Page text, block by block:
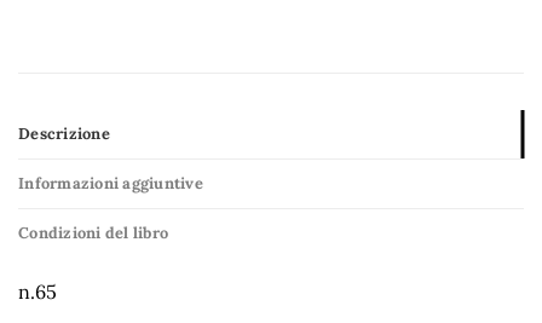
Descrizione
Informazioni aggiuntive
Condizioni del libro
n.65